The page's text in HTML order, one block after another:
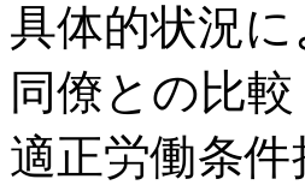
具体的状況
同僚との比較
適正労働条